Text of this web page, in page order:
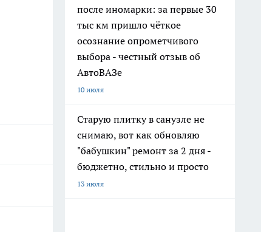
после иномарки: за первые 30
тыс км пришло чёткое
осознание опрометчивого
выбора - честный отзыв об
АвтоВАЗе
10 июля
Старую плитку в санузле не
снимаю, вот как обновляю
"бабушкин" ремонт за 2 дня -
бюджетно, стильно и просто
13 июля